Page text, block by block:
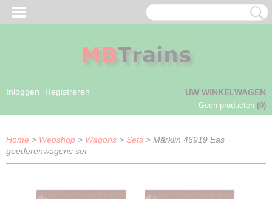
Inloggen Registreren UW WINKELWAGEN
Geen producten (0)
Home > Webshop > Wagons > Sets > Märklin 46919 Eas
goederenwagens set